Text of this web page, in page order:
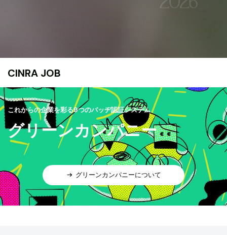
CINRA JOB
これからの企業を彩る9つのバッヂ認証システム
グリーンカンパニー
グリーンカンパニーについて